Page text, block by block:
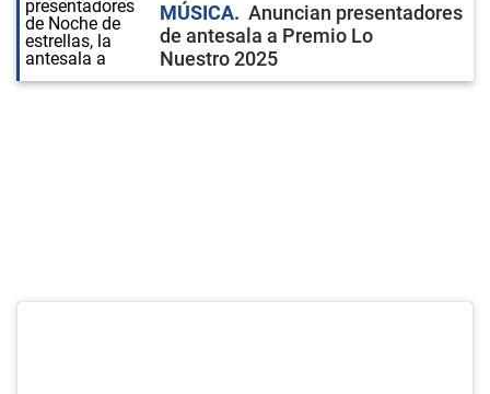
MÚSICA
Anuncian presentadores
de antesala a Premio Lo
Nuestro 2025